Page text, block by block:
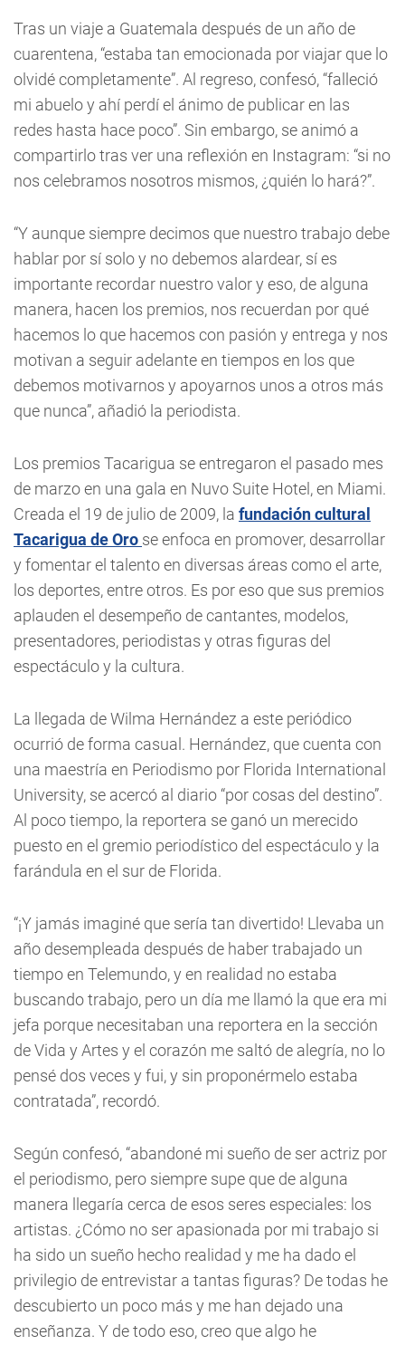
Tras un viaje a Guatemala después de un año de
cuarentena, “estaba tan emocionada por viajar que lo
olvidé completamente”. Al regreso, confesó, “falleció
mi abuelo y ahí perdí el ánimo de publicar en las
redes hasta hace poco”. Sin embargo, se animó a
compartirlo tras ver una reflexión en Instagram: “si no
nos celebramos nosotros mismos, ¿quién lo hará?”.
“Y aunque siempre decimos que nuestro trabajo debe
hablar por sí solo y no debemos alardear, sí es
importante recordar nuestro valor y eso, de alguna
manera, hacen los premios, nos recuerdan por qué
hacemos lo que hacemos con pasión y entrega y nos
motivan a seguir adelante en tiempos en los que
debemos motivarnos y apoyarnos unos a otros más
que nunca”, añadió la periodista.
Los premios Tacarigua se entregaron el pasado mes
de marzo en una gala en Nuvo Suite Hotel, en Miami.
Creada el 19 de julio de 2009, la fundación cultural
Tacarigua de Oro se enfoca en promover, desarrollar
y fomentar el talento en diversas áreas como el arte,
los deportes, entre otros. Es por eso que sus premios
aplauden el desempeño de cantantes, modelos,
presentadores, periodistas y otras figuras del
espectáculo y la cultura.
La llegada de Wilma Hernández a este periódico
ocurrió de forma casual. Hernández, que cuenta con
una maestría en Periodismo por Florida International
University, se acercó al diario “por cosas del destino”.
Al poco tiempo, la reportera se ganó un merecido
puesto en el gremio periodístico del espectáculo y la
farándula en el sur de Florida.
“¡Y jamás imaginé que sería tan divertido! Llevaba un
año desempleada después de haber trabajado un
tiempo en Telemundo, y en realidad no estaba
buscando trabajo, pero un día me llamó la que era mi
jefa porque necesitaban una reportera en la sección
de Vida y Artes y el corazón me saltó de alegría, no lo
pensé dos veces y fui, y sin proponérmelo estaba
contratada”, recordó.
Según confesó, “abandoné mi sueño de ser actriz por
el periodismo, pero siempre supe que de alguna
manera llegaría cerca de esos seres especiales: los
artistas. ¿Cómo no ser apasionada por mi trabajo si
ha sido un sueño hecho realidad y me ha dado el
privilegio de entrevistar a tantas figuras? De todas he
descubierto un poco más y me han dejado una
enseñanza. Y de todo eso, creo que algo he